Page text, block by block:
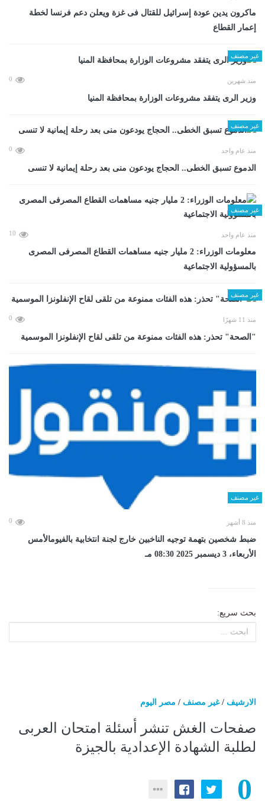
ماكرون يدين عودة إسرائيل للقتال فى غزة ويعلن دعم فرنسا لخطة
إعمار القطاع
غير مصنف
منذ شهرين 0
وزير الرى يتفقد مشروعات الوزارة بمحافظة المنيا
غير مصنف
منذ عام واحد 0
الدموع تسبق الخطى.. الحجاج يودعون منى بعد رحلة إيمانية لا تنسى
غير مصنف
منذ عام واحد 10
معلومات الوزراء: 2 مليار جنيه مساهمات القطاع المصرفى المصرى
بالمسؤولية الاجتماعية
غير مصنف
منذ 11 شهرًا 0
"الصحة" تحذر: هذه الفئات ممنوعة من تلقى لقاح الإنفلونزا الموسمية
غير مصنف
منذ 8 أشهر 0
ضبط شخصين بتهمة توجيه الناخبين خارج لجنة انتخابية بالفيومالأمس
الأربعاء، 3 ديسمبر 2025 08:30 مـ
بحث سريع:
الارشيف /غير مصنف / مصر اليوم
صفحات الغش تنشر أسئلة امتحان العربى
لطلبة الشهادة الإعدادية بالجيزة
0